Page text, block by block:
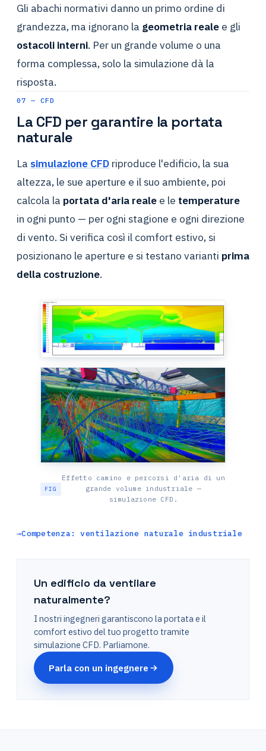
Gli abachi normativi danno un primo ordine di
grandezza, ma ignorano la geometria reale e gli
ostacoli interni. Per un grande volume o una
forma complessa, solo la simulazione dà la
risposta.
07 — CFD
La CFD per garantire la portata
naturale
La simulazione CFD riproduce l'edificio, la sua
altezza, le sue aperture e il suo ambiente, poi
calcola la portata d'aria reale e le temperature
in ogni punto — per ogni stagione e ogni direzione
di vento. Si verifica così il comfort estivo, si
posizionano le aperture e si testano varianti prima
della costruzione.
Effetto camino e percorsi d'aria di un
grande volume industriale —
simulazione CFD.
Competenza: ventilazione naturale industriale
Un edificio da ventilare
naturalmente?
I nostri ingegneri garantiscono la portata e il
comfort estivo del tuo progetto tramite
simulazione CFD. Parliamone.
Parla con un ingegnere